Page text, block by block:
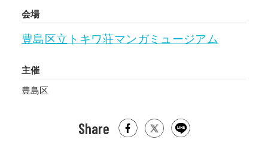
会場
豊島区立トキワ荘マンガミュージアム
主催
豊島区
Share